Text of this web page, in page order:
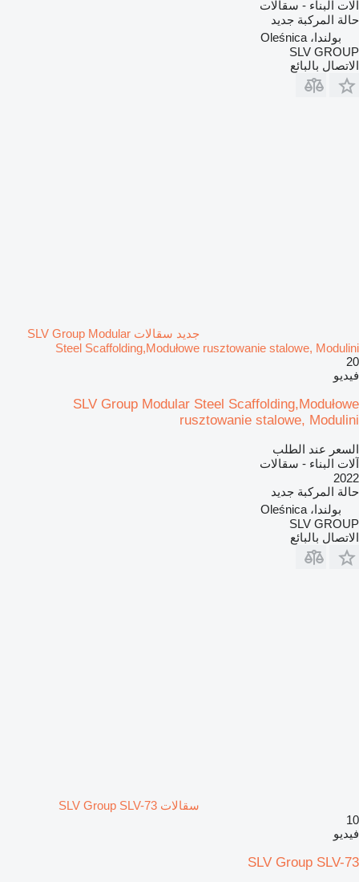
آلات البناء - سقالات
حالة المركبة جديد
بولندا، Oleśnica
SLV GROUP
الاتصال بالبائع
جديد سقالات SLV Group Modular
Steel Scaffolding,Modułowe rusztowanie stalowe, Modulini
20
فيديو
SLV Group Modular Steel Scaffolding,Modułowe
rusztowanie stalowe, Modulini
السعر عند الطلب
آلات البناء - سقالات
2022
حالة المركبة جديد
بولندا، Oleśnica
SLV GROUP
الاتصال بالبائع
سقالات SLV Group SLV-73
10
فيديو
SLV Group SLV-73